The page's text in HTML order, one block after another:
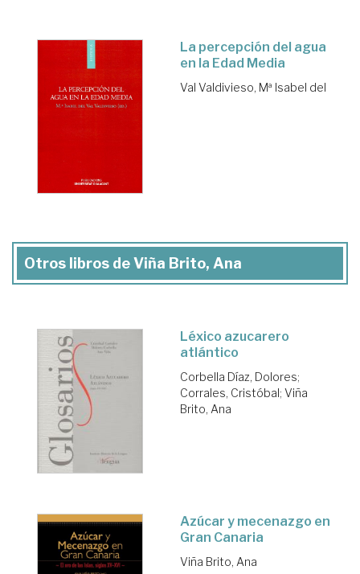
La percepción del agua
en la Edad Media
Val Valdivieso, Mª Isabel del
Otros libros de Viña Brito, Ana
Léxico azucarero
atlántico
Corbella Díaz, Dolores;
Corrales, Cristóbal; Viña
Brito, Ana
Azúcar y mecenazgo en
Gran Canaria
Viña Brito, Ana